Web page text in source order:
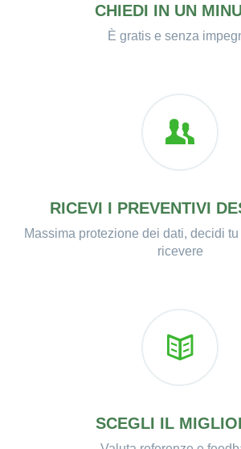
CHIEDI IN UN
È gratis e senza
RICEVI I PREVENTIVI
Massima protezione dei dati, decidi
ricevere
SCEGLI IL